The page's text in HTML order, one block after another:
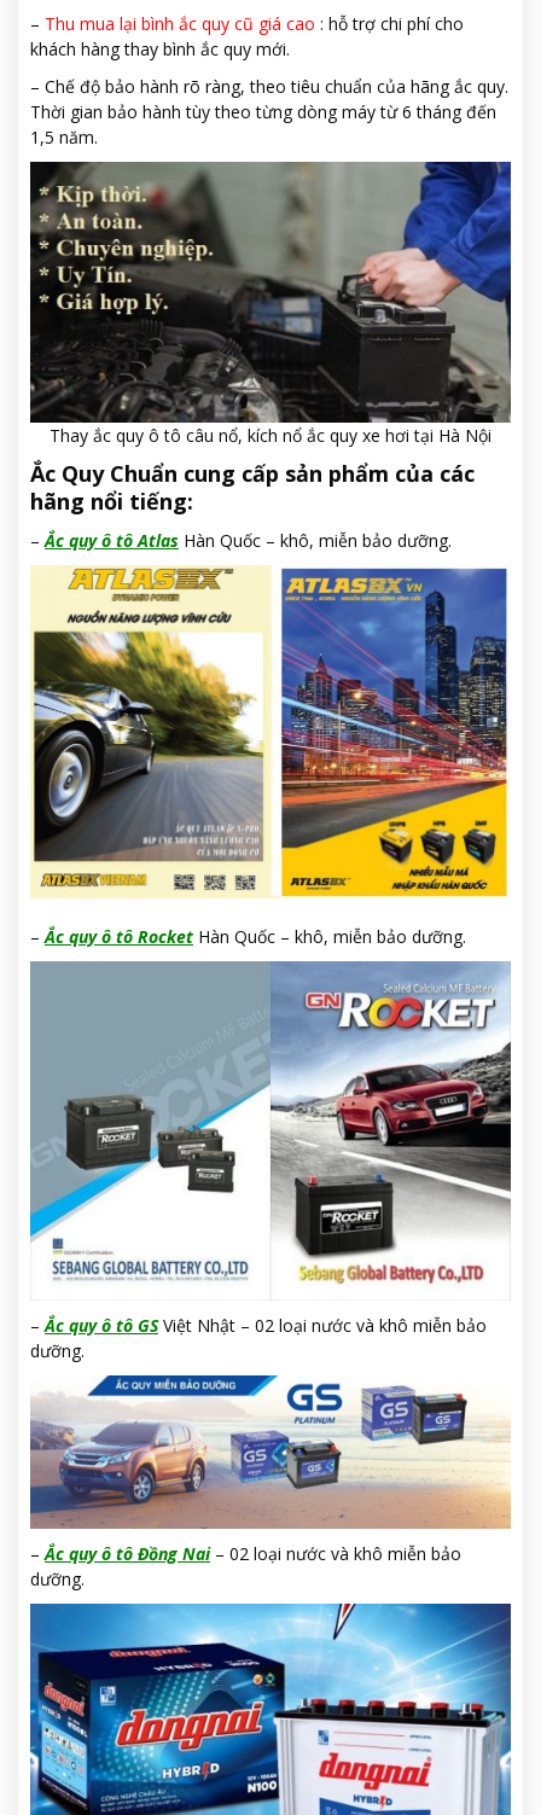
– Thu mua lại bình ắc quy cũ giá cao : hỗ trợ chi phí cho
khách hàng thay bình ắc quy mới.
– Chế độ bảo hành rõ ràng, theo tiêu chuẩn của hãng ắc quy.
Thời gian bảo hành tùy theo từng dòng máy từ 6 tháng đến
1,5 năm.
Thay ắc quy ô tô câu nổ, kích nổ ắc quy xe hơi tại Hà Nội
Ắc Quy Chuẩn cung cấp sản phẩm của các
hãng nổi tiếng:
–Ắc quy ô tô Atlas Hàn Quốc – khô, miễn bảo dưỡng.
–Ắc quy ô tô Rocket Hàn Quốc – khô, miễn bảo dưỡng.
–Ắc quy ô tô GSViệt Nhật – 02 loại nước và khô miễn bảo
dưỡng.
–Ắc quy ô tô Đồng Nai– 02 loại nước và khô miễn bảo
dưỡng.